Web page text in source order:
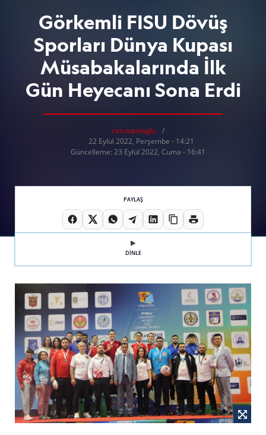
Görkemli FISU Dövüş
Sporları Dünya Kupası
Müsabakalarında İlk
Gün Heyecanı Sona Erdi
can.topaloglu
22 Eylül 2022, Perşembe - 14:21
Güncelleme: 23 Eylül 2022, Cuma - 16:41
PAYLAŞ
DİNLE